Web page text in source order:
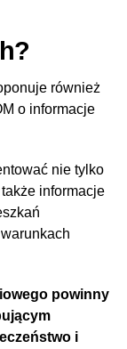
również
o informacje
nie tylko
informacje
powinny
i